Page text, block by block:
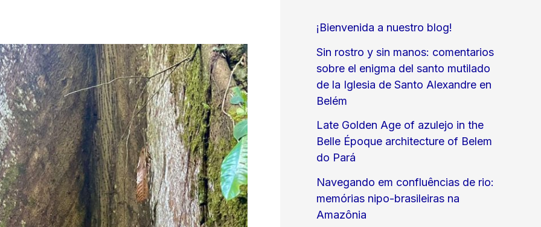
¡Bienvenida a nuestro blog!
Sin rostro y sin manos: comentarios
sobre el enigma del santo mutilado
de la Iglesia de Santo Alexandre en
Belém
Late Golden Age of azulejo in the
Belle Époque architecture of Belem
do Pará
Navegando em confluências de rio:
memórias nipo-brasileiras na
Amazônia